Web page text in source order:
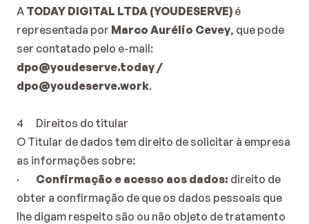
A TODAY DIGITAL LTDA (YOUDESERVE) é
representada por Marco Aurélio Cevey, que pode
dpo@youdeserve.today /
dpo@youdeserve.work.
4      Direitos do titular
O Titular de dados tem direito de solicitar à empresa
as informações sobre:
· Confirmação e acesso aos dados: direito de
obter a confirmação de que os dados pessoais que
lhe digam respeito são ou não objeto de tratamento